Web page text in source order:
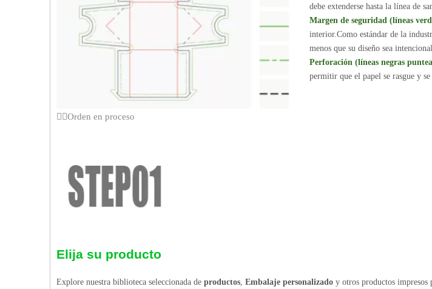
debe extenderse hasta la línea de
Margen de seguridad (líneas
interior.Como estándar de la
menos que su diseño sea
Perforación (líneas negras
permitir que el papel se rasgue y
Orden en proceso
Elija su producto
Explore nuestra biblioteca seleccionada de productos Embalaje personalizado y otros productos impresos